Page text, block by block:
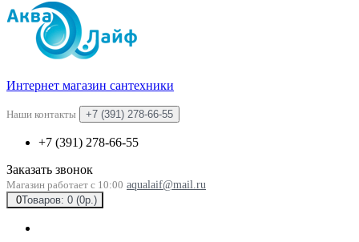
Интернет магазин сантехники
Наши контакты +7 (391) 278-66-55
+7 (391) 278-66-55
Заказать звонок
Магазин работает с 10:00 aqualaif@mail.ru
0Товаров: 0 (0р.)